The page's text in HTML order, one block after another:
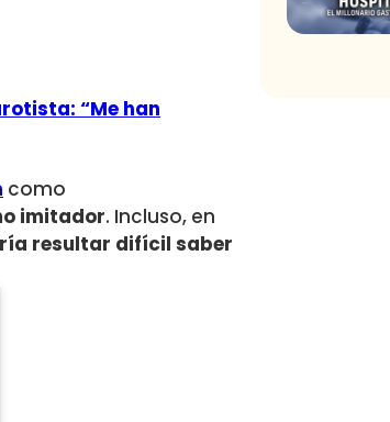
“Me han
como
imitador. Incluso, en
resultar difícil saber